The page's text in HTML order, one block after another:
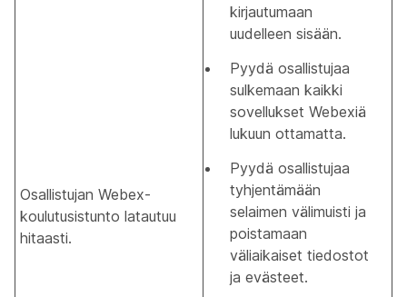
Osallistujan Webex-
koulutusistunto latautuu
hitaasti.
kirjautumaan
uudelleen sisään.
Pyydä osallistujaa
sulkemaan kaikki
sovellukset Webexiä
lukuun ottamatta.
Pyydä osallistujaa
tyhjentämään
selaimen välimuisti ja
poistamaan
väliaikaiset tiedostot
ja evästeet.